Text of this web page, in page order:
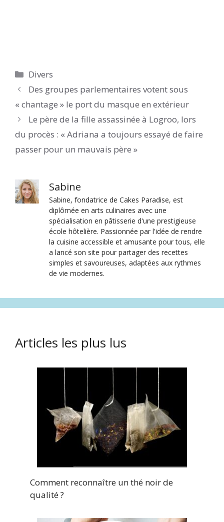
Catégories
Divers
Des groupes parlementaires votent sous
« chantage » le port du masque en extérieur
Le père de la fille assassinée à Logroo, lors
du procès : « Adriana a toujours essayé de faire
passer pour un mauvais père »
Sabine
Sabine, fondatrice de Cakes Paradise, est
diplômée en arts culinaires avec une
spécialisation en pâtisserie d'une prestigieuse
école hôtelière. Passionnée par l'idée de rendre
la cuisine accessible et amusante pour tous, elle
a lancé son site pour partager des recettes
simples et savoureuses, adaptées aux rythmes
de vie modernes.
Articles les plus lus
Comment reconnaître un thé noir de
qualité ?